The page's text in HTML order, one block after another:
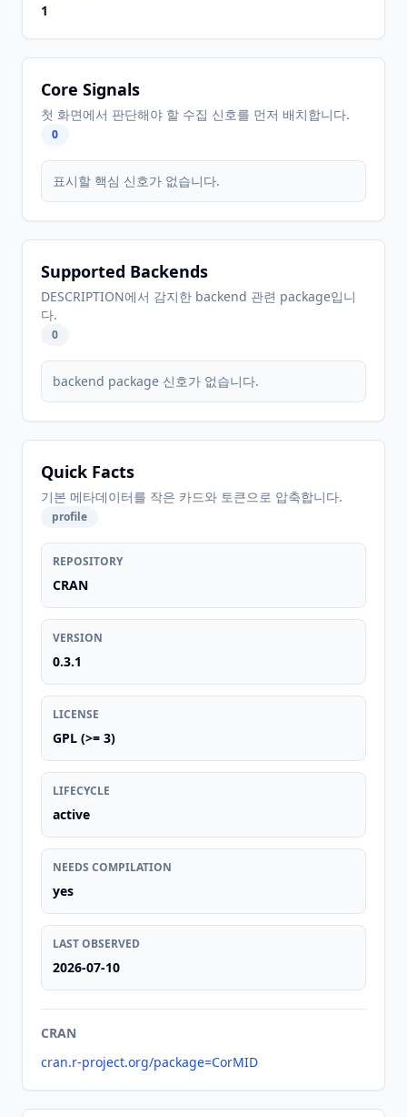
1
Core Signals
첫 화면에서 판단해야 할 수집 신호를 먼저 배치합니다.
0
표시할 핵심 신호가 없습니다.
Supported Backends
DESCRIPTION에서 감지한 backend 관련 package입니
다.
0
backend package 신호가 없습니다.
Quick Facts
기본 메타데이터를 작은 카드와 토큰으로 압축합니다.
profile
REPOSITORY
CRAN
VERSION
0.3.1
LICENSE
GPL (>= 3)
LIFECYCLE
active
NEEDS COMPILATION
yes
LAST OBSERVED
2026-07-10
CRAN
cran.r-project.org/package=CorMID